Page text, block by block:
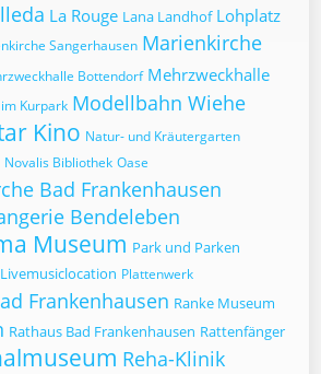
La Rouge Lana Landhof Lohplatz
Sangerhausen Marienkirche
Bottendorf Mehrzweckhalle
Kurpark Modellbahn Wiehe
Kino Natur- und Kräutergarten
Novalis Bibliothek Oase
Bad Frankenhausen
Bendeleben
Museum Park und Parken
Plattenwerk
Frankenhausen Ranke Museum
Rathaus Bad Frankenhausen Rattenfänger
Reha-Klinik